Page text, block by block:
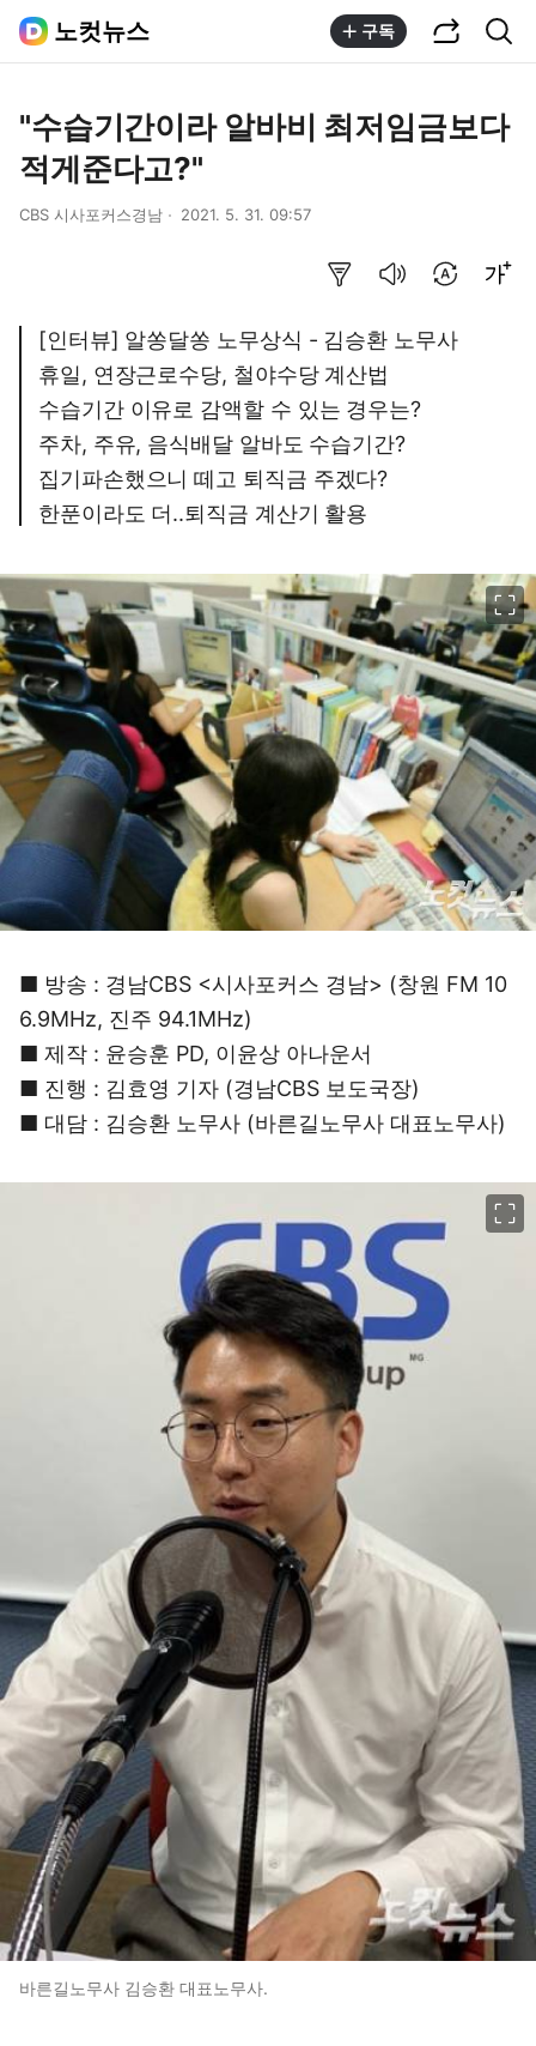
노컷뉴스 구독
"수습기간이라 알바비 최저임금보다
적게준다고?"
CBS 시사포커스경남 2021. 5. 31. 09:57
[인터뷰] 알쏭달쏭 노무상식 - 김승환 노무사
휴일, 연장근로수당, 철야수당 계산법
수습기간 이유로 감액할 수 있는 경우는?
주차, 주유, 음식배달 알바도 수습기간?
집기파손했으니 떼고 퇴직금 주겠다?
한푼이라도 더..퇴직금 계산기 활용
■ 방송 : 경남CBS <시사포커스 경남> (창원 FM 10
6.9MHz, 진주 94.1MHz)
■ 제작 : 윤승훈 PD, 이윤상 아나운서
■ 진행 : 김효영 기자 (경남CBS 보도국장)
■ 대담 : 김승환 노무사 (바른길노무사 대표노무사)
바른길노무사 김승환 대표노무사.